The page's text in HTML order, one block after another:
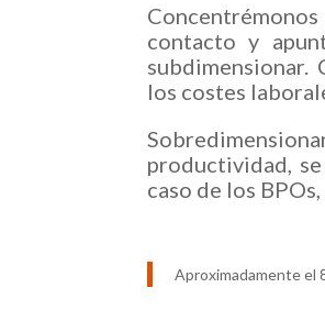
contacto y
subdimensionar.
los costes
productividad,
caso de los
Aproximadamente el